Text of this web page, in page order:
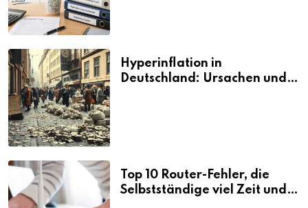
Hyperinflation in
Deutschland: Ursachen und
Top 10 Router-Fehler, die
Selbstständige viel Zeit und